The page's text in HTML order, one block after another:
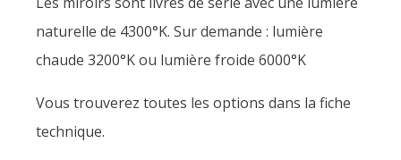
naturelle de 4300°K. Sur demande : lumière
chaude 3200°K ou lumière froide 6000°K
Vous trouverez toutes les options dans la fiche
technique.